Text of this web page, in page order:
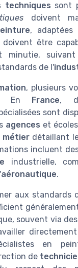
techniques sont
doivent
, adaptées
doivent être
minutie,
de l'
, plusieurs
En France,
sont
agences et
métierdétaillant
incluent
industrielle,
aéronautique.
aux standards
souvent via
en
de